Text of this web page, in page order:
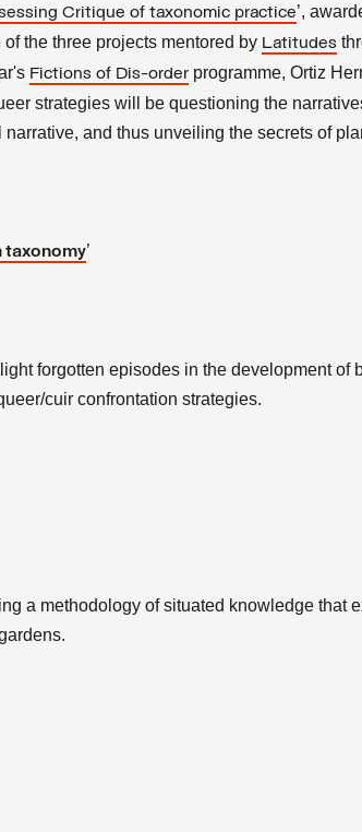
Critique of taxonomic practice’,
the three projects mentored by Latitudes
Fictions of Dis-order programme, Ortiz
strategies will be questioning the
and thus unveiling the secrets of
taxonomy’
forgotten episodes in the development of
cuir confrontation strategies.
a methodology of situated knowledge that